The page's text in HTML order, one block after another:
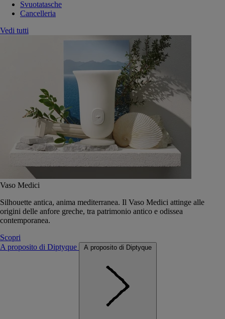
Svuotatasche
Cancelleria
Vedi tutti
Vaso Medici
Silhouette antica, anima mediterranea. Il Vaso Medici attinge alle
origini delle anfore greche, tra patrimonio antico e odissea
contemporanea.
Scopri
A proposito di Diptyque
A proposito di Diptyque